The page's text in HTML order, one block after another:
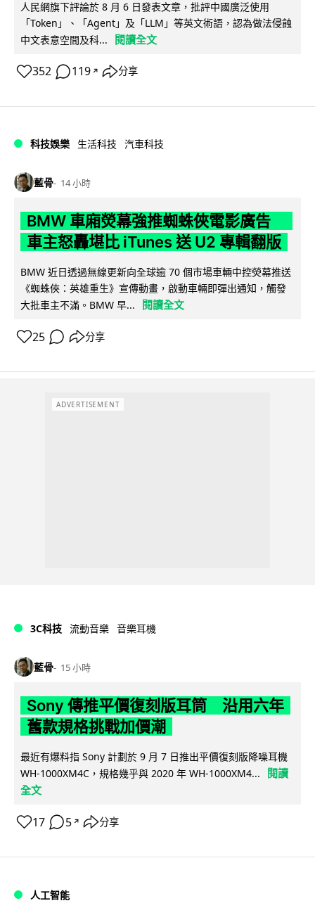
人民網旗下評論於 8 月 6 日發表文章，批評中國廣泛使用
「Token」、「Agent」及「LLM」等英文術語，認為做法侵蝕
中文表意空間及科...
閱讀全文
352 119 ↗ 分享
科技娛樂 生活科技 汽車科技
藍骨 14 小時
BMW 車廂熒幕強推蜘蛛俠電影廣告
車主怒轟堪比 iTunes 送 U2 專輯翻版
BMW 近日透過無線更新向全球逾 70 個市場車輛中控熒幕推送
《蜘蛛俠：英雄重生》宣傳動畫，啟動車輛即彈出通知，觸發
大批車主不滿。BMW 早...
閱讀全文
25 分享
ADVERTISEMENT
3C科技 流動音樂 音樂耳機
藍骨 15 小時
Sony 傳推平價復刻版耳筒 沿用六年
舊款規格挑戰加價潮
最近有爆料指 Sony 計劃於 9 月 7 日推出平價復刻版降噪耳機
WH-1000XM4C，規格幾乎與 2020 年 WH-1000XM4...
閱讀
全文
17 5 ↗ 分享
人工智能